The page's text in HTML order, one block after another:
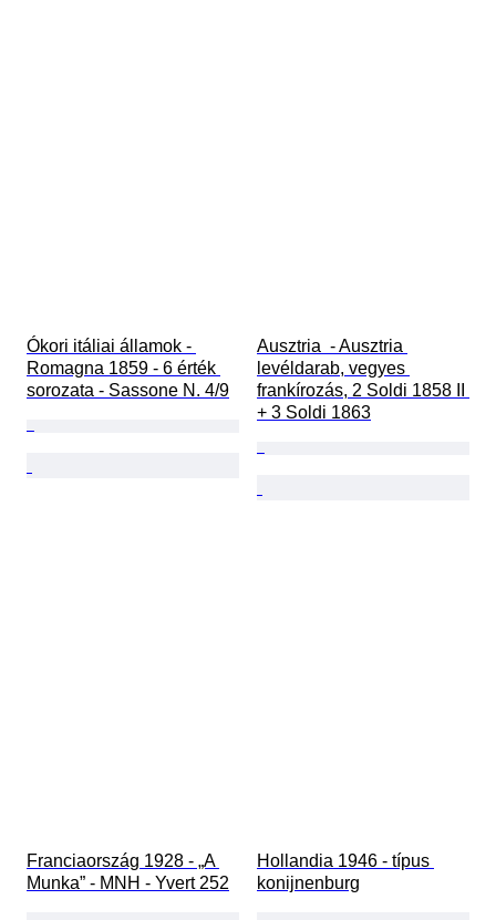
Ókori itáliai államok -
Romagna 1859 - 6 érték
sorozata - Sassone N. 4/9
Ausztria  - Ausztria
levéldarab, vegyes
frankírozás, 2 Soldi 1858 II
+ 3 Soldi 1863
Franciaország 1928 - „A
Munka” - MNH - Yvert 252
Hollandia 1946 - típus
konijnenburg